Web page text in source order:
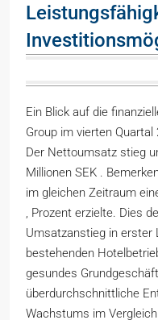
Ein Blick auf die
Group im vierten Quartal
Der Nettoumsatz stieg
Millionen SEK .
im gleichen Zeitraum
, Prozent erzielte. Dies
Umsatzanstieg in erster
bestehenden
gesundes
überdurchschnittliche
Wachstums im